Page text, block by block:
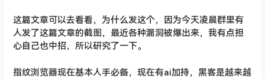
这篇文章可以去看看，为什么发这个，因为今天凌晨群里有
人发了这篇文章的截图，最近各种漏洞被爆出来，我有点担
心自己也中招，所以研究了一下。
指纹浏览器现在基本人手必备，现在有ai加持，黑客是越来越